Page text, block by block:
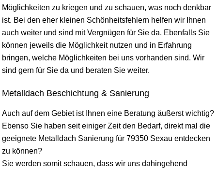
Möglichkeiten zu kriegen und zu schauen, was noch denkbar
ist. Bei den eher kleinen Schönheitsfehlern helfen wir Ihnen
auch weiter und sind mit Vergnügen für Sie da. Ebenfalls Sie
können jeweils die Möglichkeit nutzen und in Erfahrung
bringen, welche Möglichkeiten bei uns vorhanden sind. Wir
sind gern für Sie da und beraten Sie weiter.
Metalldach Beschichtung & Sanierung
Auch auf dem Gebiet ist Ihnen eine Beratung äußerst wichtig?
Ebenso Sie haben seit einiger Zeit den Bedarf, direkt mal die
geeignete Metalldach Sanierung für 79350 Sexau entdecken
zu können?
Sie werden somit schauen, dass wir uns dahingehend